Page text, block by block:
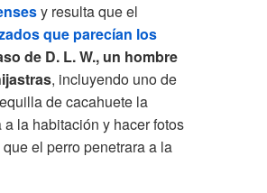
y resulta que el
que parecían los
de D. L. W., un hombre
, incluyendo uno de
de cacahuete la
la habitación y hacer fotos
el perro penetrara a la